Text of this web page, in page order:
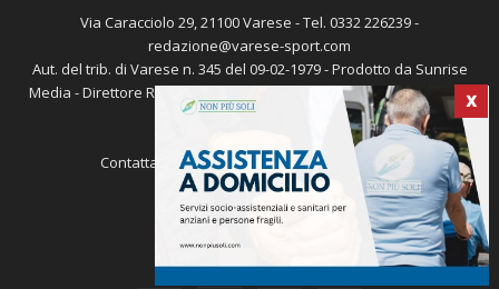
X
Via Caracciolo 29, 21100 Varese - Tel. 0332 226239 -
redazione@varese-sport.com
Aut. del trib. di Varese n. 345 del 09-02-1979 - Prodotto da Sunrise
Media - Direttore Responsabile: Michele Marocco -Cookie policy
Pubblicità
Contattaci: redazione@varese-sport.com
SEGUICI